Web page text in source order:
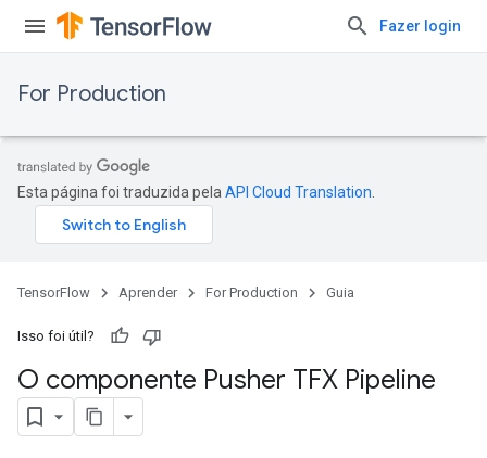
Fazer login
For Production
Esta página foi traduzida pela API Cloud Translation
TensorFlow Aprender For Production Guia
Isso foi útil?
O componente Pusher TFX Pipeline